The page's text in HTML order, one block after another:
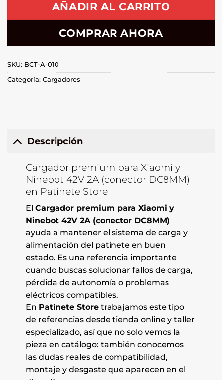
AÑADIR AL CARRITO
COMPRAR AHORA
SKU: BCT-A-010
Categoría: Cargadores
Descripción
Cargador premium para Xiaomi y
Ninebot 42V 2A (conector DC8MM)
en Patinete Store
El Cargador premium para Xiaomi y
Ninebot 42V 2A (conector DC8MM)
ayuda a mantener el sistema de carga y
alimentación del patinete en buen
estado. Es una referencia importante
cuando buscas solucionar fallos de carga,
pérdida de autonomía o problemas
eléctricos compatibles.
En Patinete Storetrabajamos este tipo
de referencias desde tienda online y taller
especializado, así que no solo vemos la
pieza en catálogo: también conocemos
las dudas reales de compatibilidad,
montaje y desgaste que aparecen en el